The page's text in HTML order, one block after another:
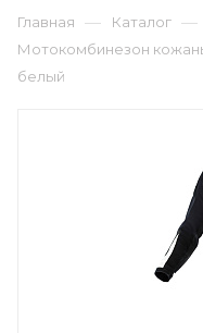
Главная — Каталог —
Мотокомбинезон
белый